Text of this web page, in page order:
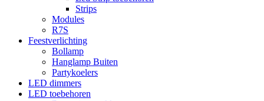
Strips
Modules
R7S
Feestverlichting
Bollamp
Hanglamp Buiten
Partykoelers
LED dimmers
LED toebehoren